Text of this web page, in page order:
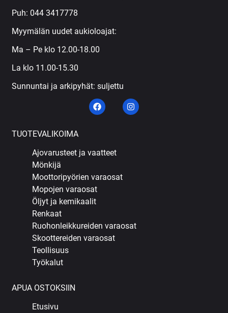
Puh: 044 3417778
Myymälän uudet aukioloajat:
Ma – Pe klo 12.00-18.00
La klo 11.00-15.30
Sunnuntai ja arkipyhät: suljettu
TUOTEVALIKOIMA
Ajovarusteet ja vaatteet
Mönkijä
Moottoripyörien varaosat
Mopojen varaosat
Öljyt ja kemikaalit
Renkaat
Ruohonleikkureiden varaosat
Skoottereiden varaosat
Teollisuus
Työkalut
APUA OSTOKSIIN
Etusivu